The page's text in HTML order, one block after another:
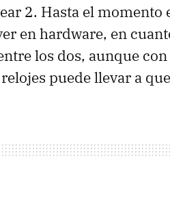
2. Hasta el momento
en hardware, en
los dos, aunque
puede llevar a